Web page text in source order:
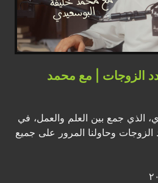
الزوجات | مع محمد
الذي جمع بين العلم والعمل، في
الزوجات وحاولنا المرور على جميع